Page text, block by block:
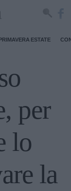
ESTATE
per
lo
la